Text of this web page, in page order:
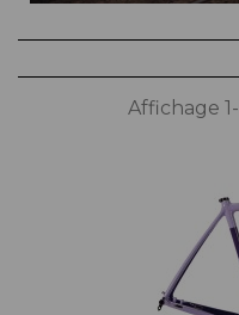
Affichage